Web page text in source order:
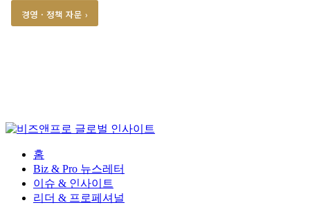
경영 · 정책 자문 ›
홈
Biz & Pro 뉴스레터
이슈 & 인사이트
리더 & 프로페셔널